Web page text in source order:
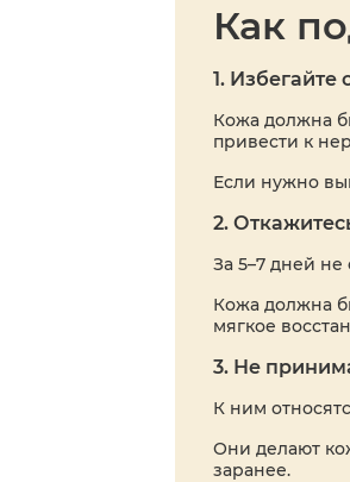
Как
1. Избегайте
Кожа должна
привести к
Если нужно
2.
За 5–7 дней
Кожа должна
мягкое
3. Не
К ним
Они делают
заранее.